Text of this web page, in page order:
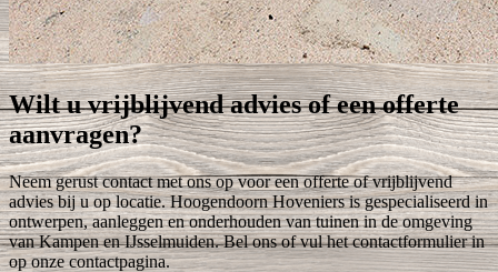
Wilt u vrijblijvend advies of een offerte
aanvragen?
Neem gerust contact met ons op voor een offerte of vrijblijvend
advies bij u op locatie. Hoogendoorn Hoveniers is gespecialiseerd in
ontwerpen, aanleggen en onderhouden van tuinen in de omgeving
van Kampen en IJsselmuiden. Bel ons of vul het contactformulier in
op onze contactpagina.